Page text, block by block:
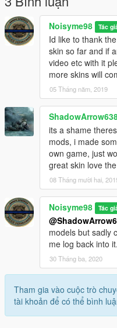
Noisyme98 Tác
Id like to thank
skin so far and if
video etc with it
more skins will
05 Tháng năm, 2019
its a shame
mods, i made
own game, just
great skin love
08 Tháng mười hai,
Noisyme98 Tác
models but sadly
me log back into it.
30 Tháng ba, 2020
Tham gia vào cuộc trò
tài khoản để có thể bình